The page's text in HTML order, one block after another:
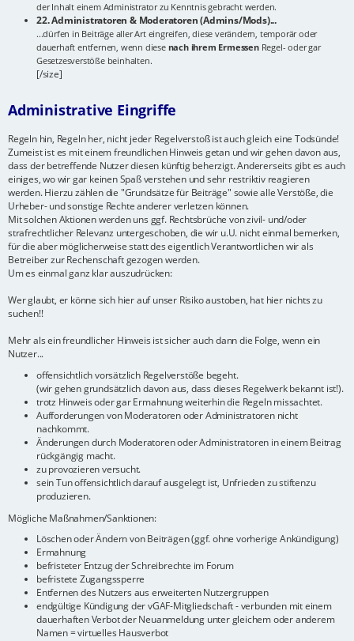
der Inhalt einem Administrator zu Kenntnis gebracht werden.
22. Administratoren & Moderatoren (Admins/Mods)...
...dürfen in Beiträge aller Art eingreifen, diese verändern, temporär oder
dauerhaft entfernen, wenn diese nach ihrem ErmessenRegel- oder gar
Gesetzesverstöße beinhalten.
[/size]
Administrative Eingriffe
Regeln hin, Regeln her, nicht jeder Regelverstoß ist auch gleich eine Todsünde!
Zumeist ist es mit einem freundlichen Hinweis getan und wir gehen davon aus,
dass der betreffende Nutzer diesen künftig beherzigt. Andererseits gibt es auch
einiges, wo wir gar keinen Spaß verstehen und sehr restriktiv reagieren
werden. Hierzu zählen die "Grundsätze für Beiträge" sowie alle Verstöße, die
Urheber- und sonstige Rechte anderer verletzen können.
Mit solchen Aktionen werden uns ggf. Rechtsbrüche von zivil- und/oder
strafrechtlicher Relevanz untergeschoben, die wir u.U. nicht einmal bemerken,
für die aber möglicherweise statt des eigentlich Verantwortlichen wir als
Betreiber zur Rechenschaft gezogen werden.
Um es einmal ganz klar auszudrücken:
Wer glaubt, er könne sich hier auf unser Risiko austoben, hat hier nichts zu
suchen!!
Mehr als ein freundlicher Hinweis ist sicher auch dann die Folge, wenn ein
Nutzer...
offensichtlich vorsätzlich Regelverstöße begeht.
(wir gehen grundsätzlich davon aus, dass dieses Regelwerk bekannt ist!).
trotz Hinweis oder gar Ermahnung weiterhin die Regeln missachtet.
Aufforderungen von Moderatoren oder Administratoren nicht
nachkommt.
Änderungen durch Moderatoren oder Administratoren in einem Beitrag
rückgängig macht.
zu provozieren versucht.
sein Tun offensichtlich darauf ausgelegt ist, Unfrieden zu stiftenzu
produzieren.
Mögliche Maßnahmen/Sanktionen:
Löschen oder Ändern von Beiträgen (ggf. ohne vorherige Ankündigung)
Ermahnung
befristeter Entzug der Schreibrechte im Forum
befristete Zugangssperre
Entfernen des Nutzers aus erweiterten Nutzergruppen
endgültige Kündigung der vGAF-Mitgliedschaft - verbunden mit einem
dauerhaften Verbot der Neuanmeldung unter gleichem oder anderem
Namen = virtuelles Hausverbot